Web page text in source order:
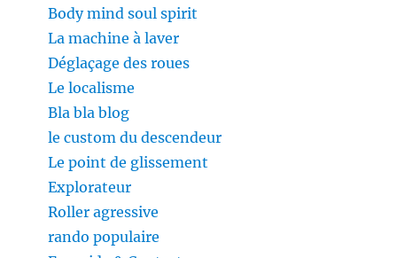
Body mind soul spirit
La machine à laver
Déglaçage des roues
Le localisme
Bla bla blog
le custom du descendeur
Le point de glissement
Explorateur
Roller agressive
rando populaire